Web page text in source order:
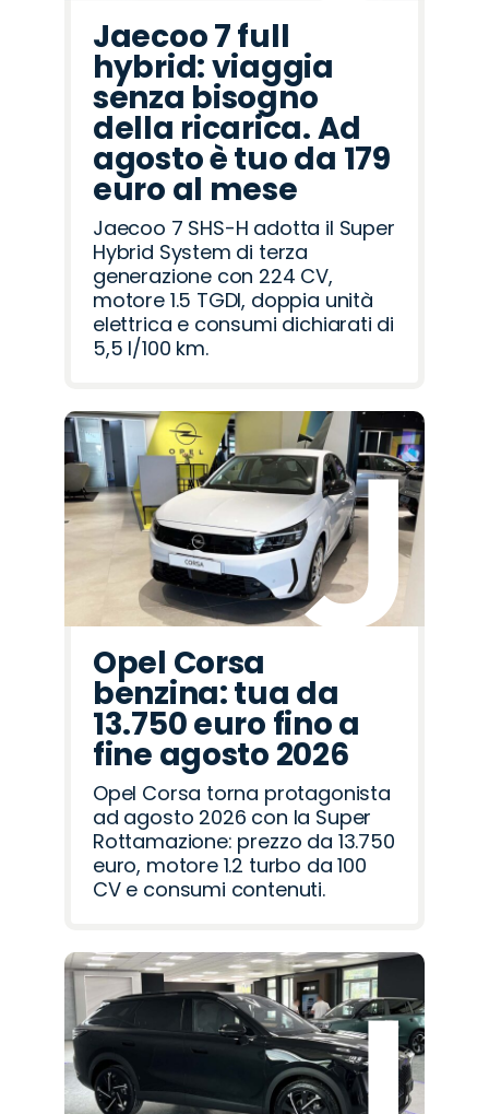
Jaecoo 7 full
hybrid: viaggia
senza bisogno
della ricarica. Ad
agosto è tuo da 179
euro al mese
Jaecoo 7 SHS-H adotta il Super
Hybrid System di terza
generazione con 224 CV,
motore 1.5 TGDI, doppia unità
elettrica e consumi dichiarati di
5,5 l/100 km.
Opel Corsa
benzina: tua da
13.750 euro fino a
fine agosto 2026
Opel Corsa torna protagonista
ad agosto 2026 con la Super
Rottamazione: prezzo da 13.750
euro, motore 1.2 turbo da 100
CV e consumi contenuti.